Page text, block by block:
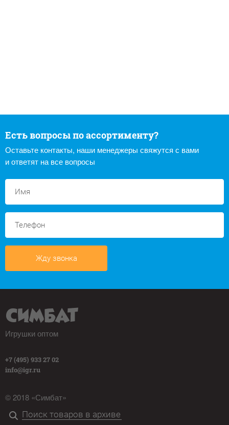
Есть вопросы по ассортименту?
Оставьте контакты, наши менеджеры свяжутся с вами
и ответят на все вопросы
Жду звонка
Игрушки оптом
+7 (495) 933 27 02
info@igr.ru
© 2018 «Симбат»